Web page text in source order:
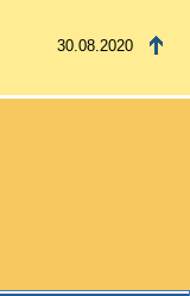
30.08.2020